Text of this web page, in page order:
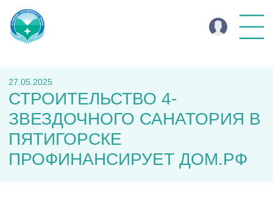
27.05.2025
СТРОИТЕЛЬСТВО 4-
ЗВЕЗДОЧНОГО САНАТОРИЯ В
ПЯТИГОРСКЕ
ПРОФИНАНСИРУЕТ ДОМ.РФ